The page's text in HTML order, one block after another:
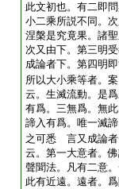
此文初也。有二即
小二乘所説不同。
涅槃是究竟果。諸
次又由下。第三明
成論者下。第四明
所以大小乘等者。
云。生滅流動。是
有爲。三無爲。無
諦入有爲。唯一滅
之可悉 言又成論者
云。第一大意者。
聲聞法。凡有二意
此有近遠。遠者。